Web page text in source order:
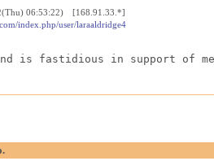
06:53:22) [168.91.33.*]
index.php/user/laraaldridge4
is fastidious in support of